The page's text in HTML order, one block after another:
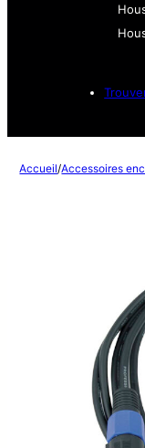
Accueil/Accessoires